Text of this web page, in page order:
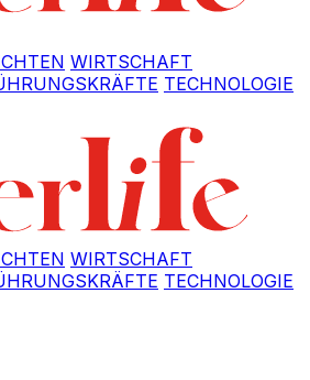
WIRTSCHAFT
TECHNOLOGIE
WIRTSCHAFT
TECHNOLOGIE